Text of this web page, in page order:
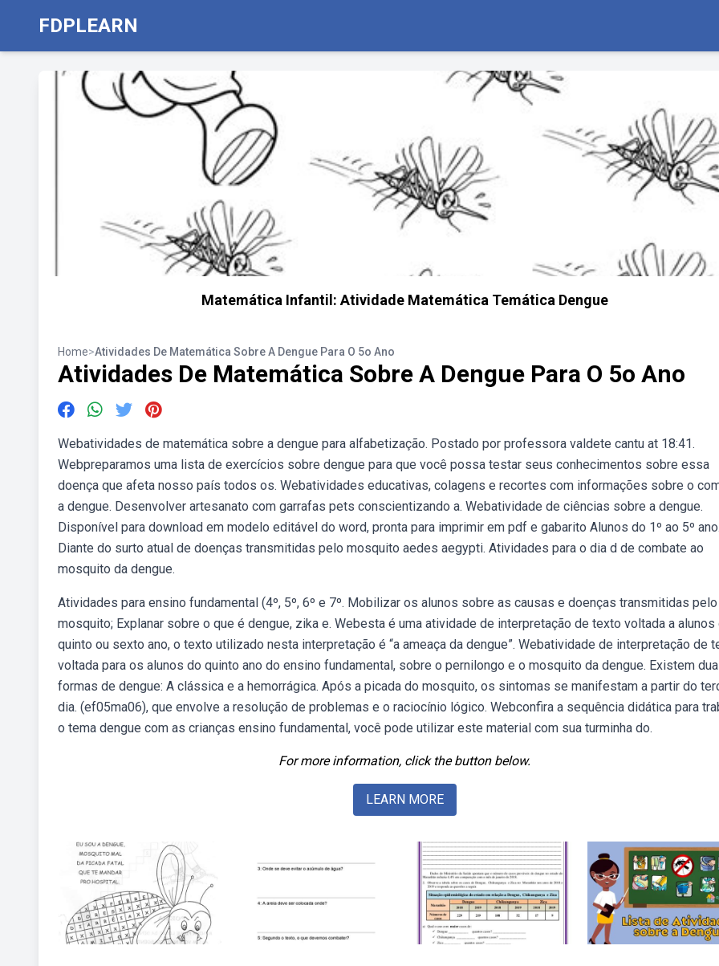
FDPLEARN
Matemática Infantil: Atividade Matemática Temática Dengue
Home>Atividades De Matemática Sobre A Dengue Para O 5o Ano
Atividades De Matemática Sobre A Dengue Para O 5o Ano
Webatividades de matemática sobre a dengue para alfabetização. Postado por professora valdete cantu at 18:41.
Webpreparamos uma lista de exercícios sobre dengue para que você possa testar seus conhecimentos sobre essa
doença que afeta nosso país todos os. Webatividades educativas, colagens e recortes com informações sobre o
a dengue. Desenvolver artesanato com garrafas pets conscientizando a. Webatividade de ciências sobre a dengue.
Disponível para download em modelo editável do word, pronta para imprimir em pdf e gabarito Alunos do 1º ao 5º
Diante do surto atual de doenças transmitidas pelo mosquito aedes aegypti. Atividades para o dia d de combate ao
mosquito da dengue.
Atividades para ensino fundamental (4º, 5º, 6º e 7º. Mobilizar os alunos sobre as causas e doenças transmitidas pelo
mosquito; Explanar sobre o que é dengue, zika e. Webesta é uma atividade de interpretação de texto voltada a alunos
quinto ou sexto ano, o texto utilizado nesta interpretação é “a ameaça da dengue”. Webatividade de interpretação de
voltada para os alunos do quinto ano do ensino fundamental, sobre o pernilongo e o mosquito da dengue. Existem
formas de dengue: A clássica e a hemorrágica. Após a picada do mosquito, os sintomas se manifestam a partir do
dia. (ef05ma06), que envolve a resolução de problemas e o raciocínio lógico. Webconfira a sequência didática para
o tema dengue com as crianças ensino fundamental, você pode utilizar este material com sua turminha do.
For more information, click the button below.
LEARN MORE